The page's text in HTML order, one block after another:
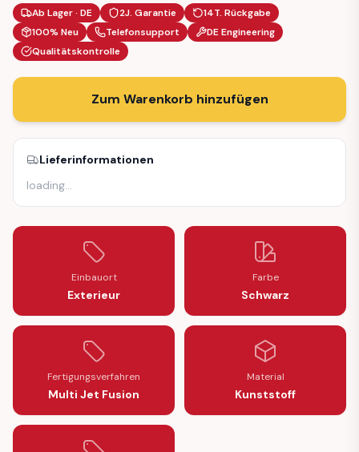
Ab Lager · DE 2J. Garantie
14T. Rückgabe
100% Neu
Telefonsupport
DE Engineering
Qualitätskontrolle
Zum Warenkorb hinzufügen
Lieferinformationen
loading…
Einbauort
Exterieur
Farbe
Schwarz
Fertigungsverfahren
Multi Jet Fusion
Material
Kunststoff